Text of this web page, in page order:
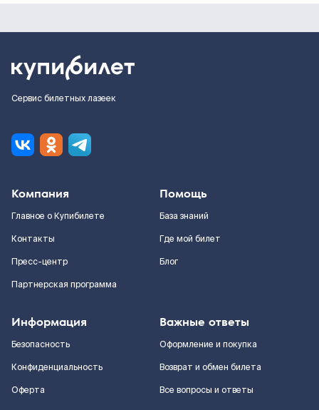
Сервис билетных лазеек
Компания
Главное о Купибилете
Контакты
Пресс-центр
Партнерская программа
Помощь
База знаний
Где мой билет
Блог
Информация
Безопасность
Конфиденциальность
Оферта
Важные ответы
Оформление и покупка
Возврат и обмен билета
Все вопросы и ответы